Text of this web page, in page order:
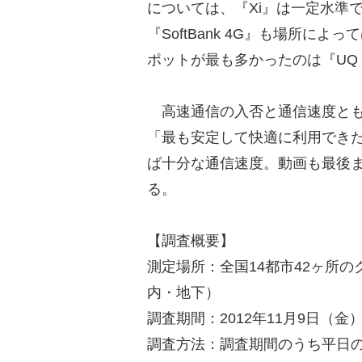
については、『Xi』は一定水準
『SoftBank 4G』も場所によっ
ポットが最も多かったのは『
高速通信の入否と通信速度と
「最も安定して快適に利用で
ば十分な通信速度。動画も最後
る。
【調査概要】
測定場所：全国14都市42ヶ所の
内・地下）
調査期間：2012年11月9日（金
調査方法：調査期間のうち平日